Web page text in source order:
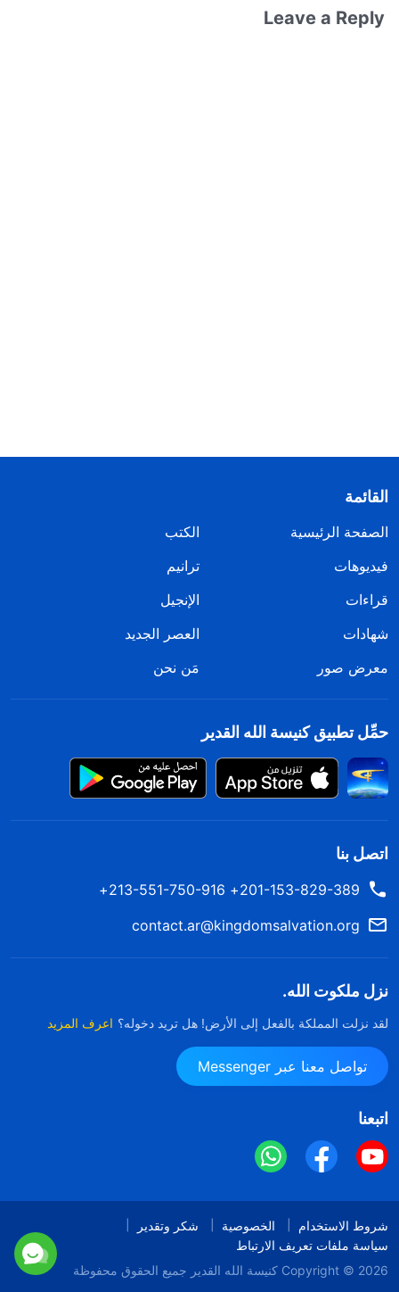
Leave a Reply
القائمة
الصفحة الرئيسية
الكتب
فيديوهات
ترانيم
قراءات
الإنجيل
شهادات
العصر الجديد
معرض صور
مَن نحن
حمِّل تطبيق كنيسة الله القدير
اتصل بنا
201-153-829-389+ 213-551-750-916+
contact.ar@kingdomsalvation.org
نزل ملكوت الله.
لقد نزلت المملكة بالفعل إلى الأرض! هل تريد دخوله؟ اعرف المزيد
تواصل معنا عبر Messenger
اتبعنا
شروط الاستخدام الخصوصية
شكر وتقدير
سياسة ملفات تعريف الارتباط
Copyright © 2026 كنيسة الله القدير جميع الحقوق محفوظة